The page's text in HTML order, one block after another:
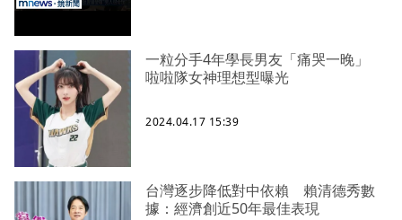
一粒分手4年學長男友「痛哭一晚」
啦啦隊女神理想型曝光
2024.04.17 15:39
台灣逐步降低對中依賴 賴清德秀數
據：經濟創近50年最佳表現